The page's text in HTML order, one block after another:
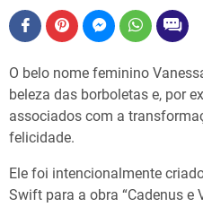
O belo nome feminino
beleza das borboletas e, por
associados com a
felicidade.
Ele foi intencionalmente
Swift para a obra “Cadenus e